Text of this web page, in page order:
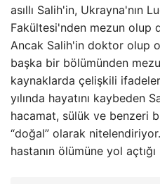
asıllı Salih'in, Ukrayna'nın
Fakültesi'nden mezun
Ancak Salih'in doktor olup
başka bir bölümünden
kaynaklarda çelişkili
yılında hayatını kaybeden
hacamat, sülük ve benzeri
“doğal” olarak
hastanın ölümüne yol